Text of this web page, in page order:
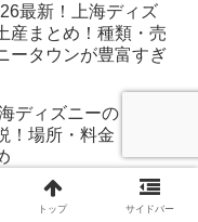
最新！上海ディズ
産まとめ！種類・売
ータウンが豊富すぎ
ディズニーのロッカ
！場所・料金・サイ
最新！上海ディズ
トップ サイドバー